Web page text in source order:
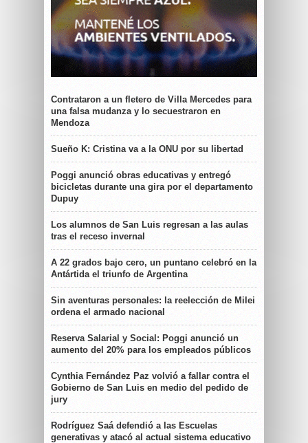
Contrataron a un fletero de Villa Mercedes para
una falsa mudanza y lo secuestraron en
Mendoza
Sueño K: Cristina va a la ONU por su libertad
Poggi anunció obras educativas y entregó
bicicletas durante una gira por el departamento
Dupuy
Los alumnos de San Luis regresan a las aulas
tras el receso invernal
A 22 grados bajo cero, un puntano celebró en la
Antártida el triunfo de Argentina
Sin aventuras personales: la reelección de Milei
ordena el armado nacional
Reserva Salarial y Social: Poggi anunció un
aumento del 20% para los empleados públicos
Cynthia Fernández Paz volvió a fallar contra el
Gobierno de San Luis en medio del pedido de
jury
Rodríguez Saá defendió a las Escuelas
generativas y atacó al actual sistema educativo